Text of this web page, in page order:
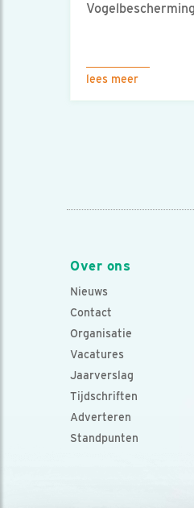
lees meer
Over ons
Nieuws
Contact
Organisatie
Vacatures
Jaarverslag
Tijdschriften
Adverteren
Standpunten